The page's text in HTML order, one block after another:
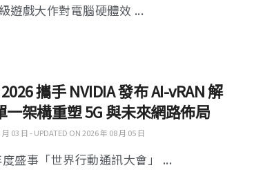
遊戲大作對電腦硬體效 ...
攜手 NVIDIA 發布 AI-vRAN 解
一架構重塑 5G 與未來網路佈局
03 日 - UPDATED ON 2026 年 08 月 05 日
盛事「世界行動通訊大會」 ...